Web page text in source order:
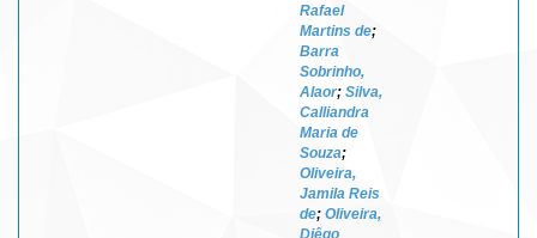
Rafael
Martins de;
Barra
Sobrinho,
Alaor; Silva,
Calliandra
Maria de
Souza;
Oliveira,
Jamila Reis
de; Oliveira,
Diêgo